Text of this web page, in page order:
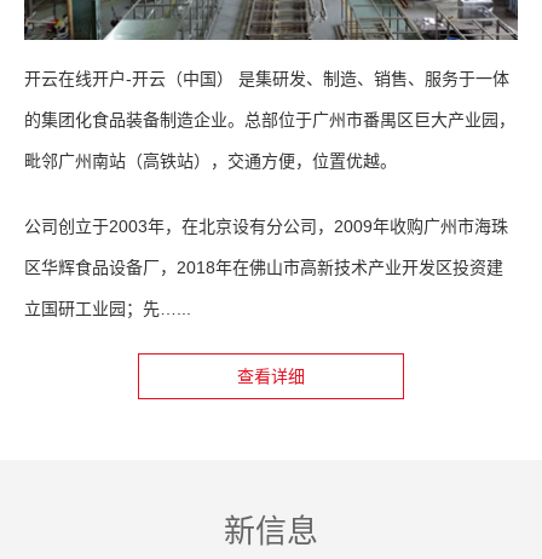
开云在线开户-开云（中国） 是集研发、制造、销售、服务于一体
的集团化食品装备制造企业。总部位于广州市番禺区巨大产业园，
毗邻广州南站（高铁站），交通方便，位置优越。
公司创立于2003年，在北京设有分公司，2009年收购广州市海珠
区华辉食品设备厂，2018年在佛山市高新技术产业开发区投资建
立国研工业园；先…...
查看详细
新信息